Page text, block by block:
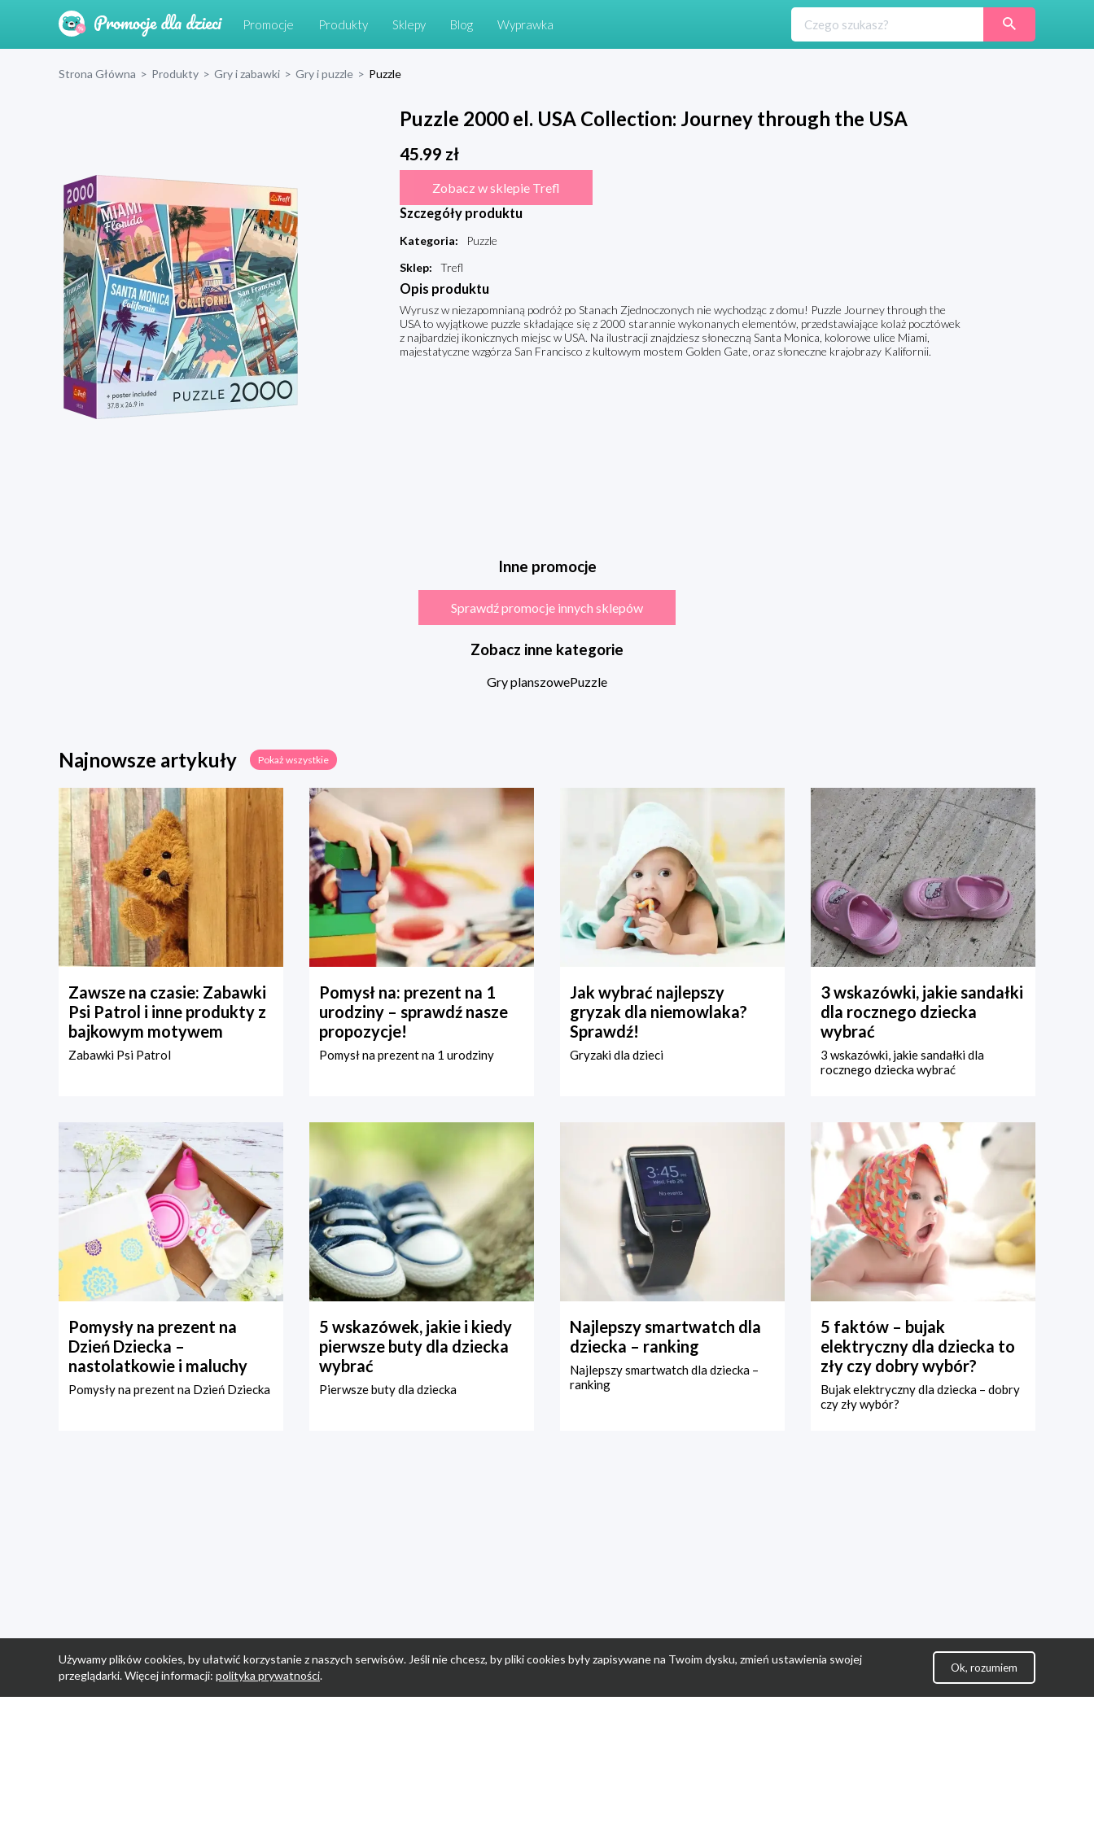
Promocje Produkty Sklepy Blog Wyprawka
Strona Główna > Produkty > Gry i zabawki > Gry i puzzle > Puzzle
Puzzle 2000 el. USA Collection: Journey through the USA
45.99 zł
Zobacz w sklepie Trefl
Szczegóły produktu
Kategoria:
Puzzle
Sklep: Trefl
Opis produktu
Wyrusz w niezapomnianą podróż po Stanach Zjednoczonych nie wychodząc z domu! Puzzle Journey through the
USA to wyjątkowe puzzle składające się z 2000 starannie wykonanych elementów, przedstawiające kolaż pocztówek
z najbardziej ikonicznych miejsc w USA. Na ilustracji znajdziesz słoneczną Santa Monica, kolorowe ulice Miami,
majestatyczne wzgórza San Francisco z kultowym mostem Golden Gate, oraz słoneczne krajobrazy Kalifornii.
Inne promocje
Sprawdź promocje innych sklepów
Zobacz inne kategorie
Gry planszowePuzzle
Najnowsze artykuły Pokaż wszystkie
Zawsze na czasie: Zabawki
Psi Patrol i inne produkty z
bajkowym motywem
Zabawki Psi Patrol
Pomysł na: prezent na 1
urodziny – sprawdź nasze
propozycje!
Pomysł na prezent na 1 urodziny
Jak wybrać najlepszy
gryzak dla niemowlaka?
Sprawdź!
Gryzaki dla dzieci
3 wskazówki, jakie sandałki
dla rocznego dziecka
wybrać
3 wskazówki, jakie sandałki dla
rocznego dziecka wybrać
Pomysły na prezent na
Dzień Dziecka –
nastolatkowie i maluchy
Pomysły na prezent na Dzień Dziecka
5 wskazówek, jakie i kiedy
pierwsze buty dla dziecka
wybrać
Pierwsze buty dla dziecka
Najlepszy smartwatch dla
dziecka – ranking
Najlepszy smartwatch dla dziecka –
ranking
5 faktów – bujak
elektryczny dla dziecka to
zły czy dobry wybór?
Bujak elektryczny dla dziecka – dobry
czy zły wybór?
Używamy plików cookies, by ułatwić korzystanie z naszych serwisów. Jeśli nie chcesz, by pliki cookies były zapisywane na Twoim dysku, zmień ustawienia swojej
przeglądarki. Więcej informacji: polityka prywatności.
Ok, rozumiem